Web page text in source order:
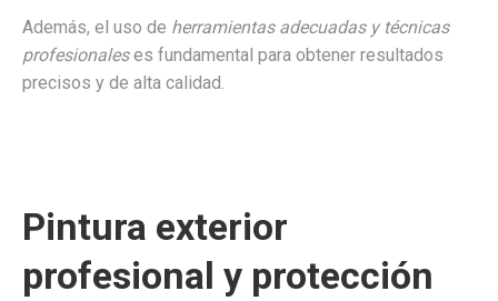
Además, el uso de herramientas adecuadas y técnicas
profesionaleses fundamental para obtener resultados
precisos y de alta calidad.
Pintura exterior
profesional y protección